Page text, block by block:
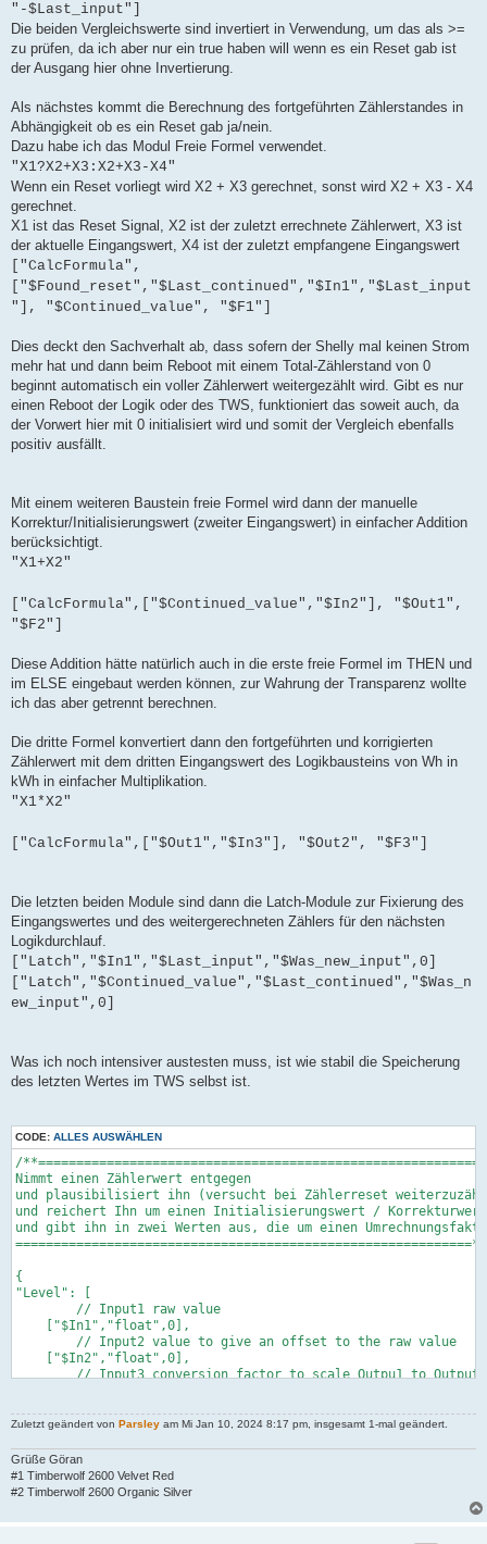
"-$Last_input"]
Die beiden Vergleichswerte sind invertiert in Verwendung, um das als >=
zu prüfen, da ich aber nur ein true haben will wenn es ein Reset gab ist
der Ausgang hier ohne Invertierung.
Als nächstes kommt die Berechnung des fortgeführten Zählerstandes in
Abhängigkeit ob es ein Reset gab ja/nein.
Dazu habe ich das Modul Freie Formel verwendet.
"X1?X2+X3:X2+X3-X4"
Wenn ein Reset vorliegt wird X2 + X3 gerechnet, sonst wird X2 + X3 - X4
gerechnet.
X1 ist das Reset Signal, X2 ist der zuletzt errechnete Zählerwert, X3 ist
der aktuelle Eingangswert, X4 ist der zuletzt empfangene Eingangswert
["CalcFormula",
["$Found_reset","$Last_continued","$In1","$Last_input
"], "$Continued_value", "$F1"]
Dies deckt den Sachverhalt ab, dass sofern der Shelly mal keinen Strom
mehr hat und dann beim Reboot mit einem Total-Zählerstand von 0
beginnt automatisch ein voller Zählerwert weitergezählt wird. Gibt es nur
einen Reboot der Logik oder des TWS, funktioniert das soweit auch, da
der Vorwert hier mit 0 initialisiert wird und somit der Vergleich ebenfalls
positiv ausfällt.
Mit einem weiteren Baustein freie Formel wird dann der manuelle
Korrektur/Initialisierungswert (zweiter Eingangswert) in einfacher Addition
berücksichtigt.
"X1+X2"
["CalcFormula",["$Continued_value","$In2"], "$Out1",
"$F2"]
Diese Addition hätte natürlich auch in die erste freie Formel im THEN und
im ELSE eingebaut werden können, zur Wahrung der Transparenz wollte
ich das aber getrennt berechnen.
Die dritte Formel konvertiert dann den fortgeführten und korrigierten
Zählerwert mit dem dritten Eingangswert des Logikbausteins von Wh in
kWh in einfacher Multiplikation.
"X1*X2"
["CalcFormula",["$Out1","$In3"], "$Out2", "$F3"]
Die letzten beiden Module sind dann die Latch-Module zur Fixierung des
Eingangswertes und des weitergerechneten Zählers für den nächsten
Logikdurchlauf.
["Latch","$In1","$Last_input","$Was_new_input",0]
["Latch","$Continued_value","$Last_continued","$Was_n
ew_input",0]
Was ich noch intensiver austesten muss, ist wie stabil die Speicherung
des letzten Wertes im TWS selbst ist.
CODE: ALLES AUSWÄHLEN
/**===========================================================
Nimmt einen Zählerwert entgegen
und plausibilisiert ihn (versucht bei Zählerreset
und reichert Ihn um einen Initialisierungswert /
und gibt ihn in zwei Werten aus, die um einen
============================================================*/
{
"Level": [
        // Input1 raw value
    ["$In1","float",0],
        // Input2 value to give an offset to the raw value
    ["$In2","float",0],
        // Input3 conversion factor to scale Outpu1 to Output2
    ["$F1","string","X1?X2+X3:X2+X3-X4"],
    ["$F2","string","X1+X2"],
        // formula to convert Output1 to Output 2
    ["$F3","string","X1*X2"],
    ["$Out1","float",0],
Zuletzt geändert von Parsley am Mi Jan 10, 2024 8:17 pm, insgesamt 1-mal geändert.
Grüße Göran
#1 Timberwolf 2600 Velvet Red
#2 Timberwolf 2600 Organic Silver